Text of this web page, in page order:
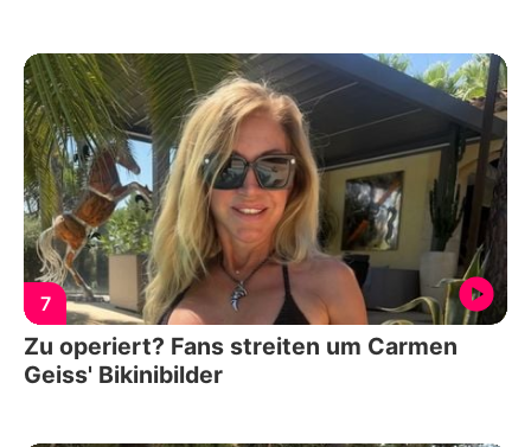
7
Zu operiert? Fans streiten um Carmen
Geiss' Bikinibilder